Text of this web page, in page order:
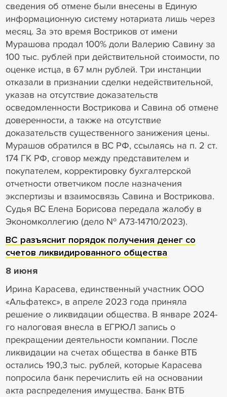
сведения об отмене были внесены в Единую
информационную систему нотариата лишь через
месяц. За это время Востриков от имени
Мурашова продал 100% доли Валерию Савину за
100 тыс. рублей при действительной стоимости, по
оценке истца, в 67 млн рублей. Три инстанции
отказали в признании сделки недействительной,
указав на отсутствие доказательств
осведомленности Вострикова и Савина об отмене
доверенности, а также на отсутствие
доказательств существенного занижения цены.
Мурашов обратился в ВС РФ, ссылаясь на п. 2 ст.
174 ГК РФ, сговор между представителем и
покупателем, корректировку бухгалтерской
отчетности ответчиком после назначения
экспертизы и взаимосвязь Савина и Вострикова.
Судья ВС Елена Борисова передала жалобу в
Экономколлегию (дело № А73-14710/2023).
ВС разъяснит порядок получения денег со
счетов ликвидированного общества
8 июня
Ирина Карасева, единственный участник ООО
«Альфатекс», в апреле 2023 года приняла
решение о ликвидации общества. В январе 2024-
го налоговая внесла в ЕГРЮЛ запись о
прекращении деятельности компании. После
ликвидации на счетах общества в банке ВТБ
остались 190,3 тыс. рублей, которые Карасева
попросила банк перечислить ей на основании
акта распределения имущества. Банк ВТБ